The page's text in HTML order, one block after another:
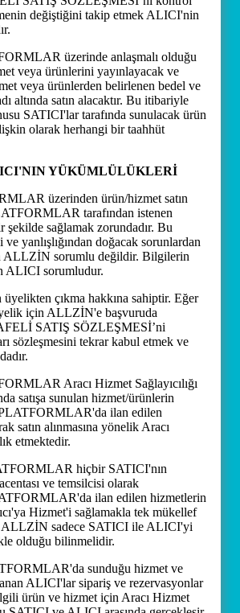
değiştiğini takip etmek ALICI'nin
üzerinde anlaşmalı olduğu
veya ürünlerini yayınlayacak ve
veya ürünlerden belirlenen bedel ve
altında satın alacaktır. Bu itibariyle
SATICI'lar tarafında sunulacak ürün
olarak herhangi bir taahhüt
YÜKÜMLÜLÜKLERİ
üzerinden ürün/hizmet satın
tarafından istenen
sağlamak zorundadır. Bu
yanlışlığından doğacak sorunlardan
ALLZİN sorumlu değildir. Bilgilerin
ALICI sorumludur.
çıkma hakkına sahiptir. Eğer
için ALLZİN'e başvuruda
SATIŞ SÖZLEŞMESİ’ni
sözleşmesini tekrar kabul etmek ve
Aracı Hizmet Sağlayıcılığı
satışa sunulan hizmet/ürünlerin
ilan edilen
satın alınmasına yönelik Aracı
etmektedir.
hiçbir SATICI'nın
ve temsilcisi olarak
ilan edilen hizmetlerin
Hizmet'i sağlamakla tek mükellef
ALLZİN sadece SATICI ile ALICI'yi
olduğu bilinmelidir.
sunduğu hizmet ve
ALICI'lar sipariş ve rezervasyonlar
ürün ve hizmet için Aracı Hizmet